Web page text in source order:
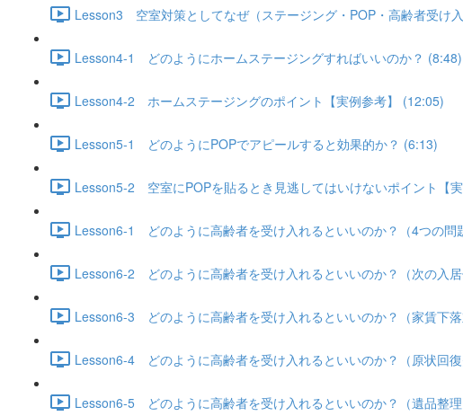
Lesson3 空室対策としてなぜ（ステージング・POP・高齢者受け
Lesson4-1 どのようにホームステージングすればいいのか？ (8:48)
Lesson4-2 ホームステージングのポイント【実例参考】 (12:05)
Lesson5-1 どのようにPOPでアピールすると効果的か？ (6:13)
Lesson5-2 空室にPOPを貼るとき見逃してはいけないポイント【
Lesson6-1 どのように高齢者を受け入れるといいのか？（4つの問
Lesson6-2 どのように高齢者を受け入れるといいのか？（次の入
Lesson6-3 どのように高齢者を受け入れるといいのか？（家賃下
Lesson6-4 どのように高齢者を受け入れるといいのか？（原状回
Lesson6-5 どのように高齢者を受け入れるといいのか？（遺品整